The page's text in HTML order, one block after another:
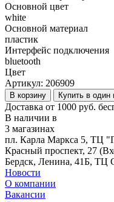
Основной цвет
white
Основной материал
пластик
Интерфейс подключения
bluetooth
Цвет
Артикул: 206909
В корзину Купить в один
Доставка от 1000 руб.
В наличии в
3 магазинах
пл. Карла Маркса 5, ТЦ
Красный проспект, 27
Бердск, Ленина, 41Б, ТЦ
Новости
О компании
Вакансии